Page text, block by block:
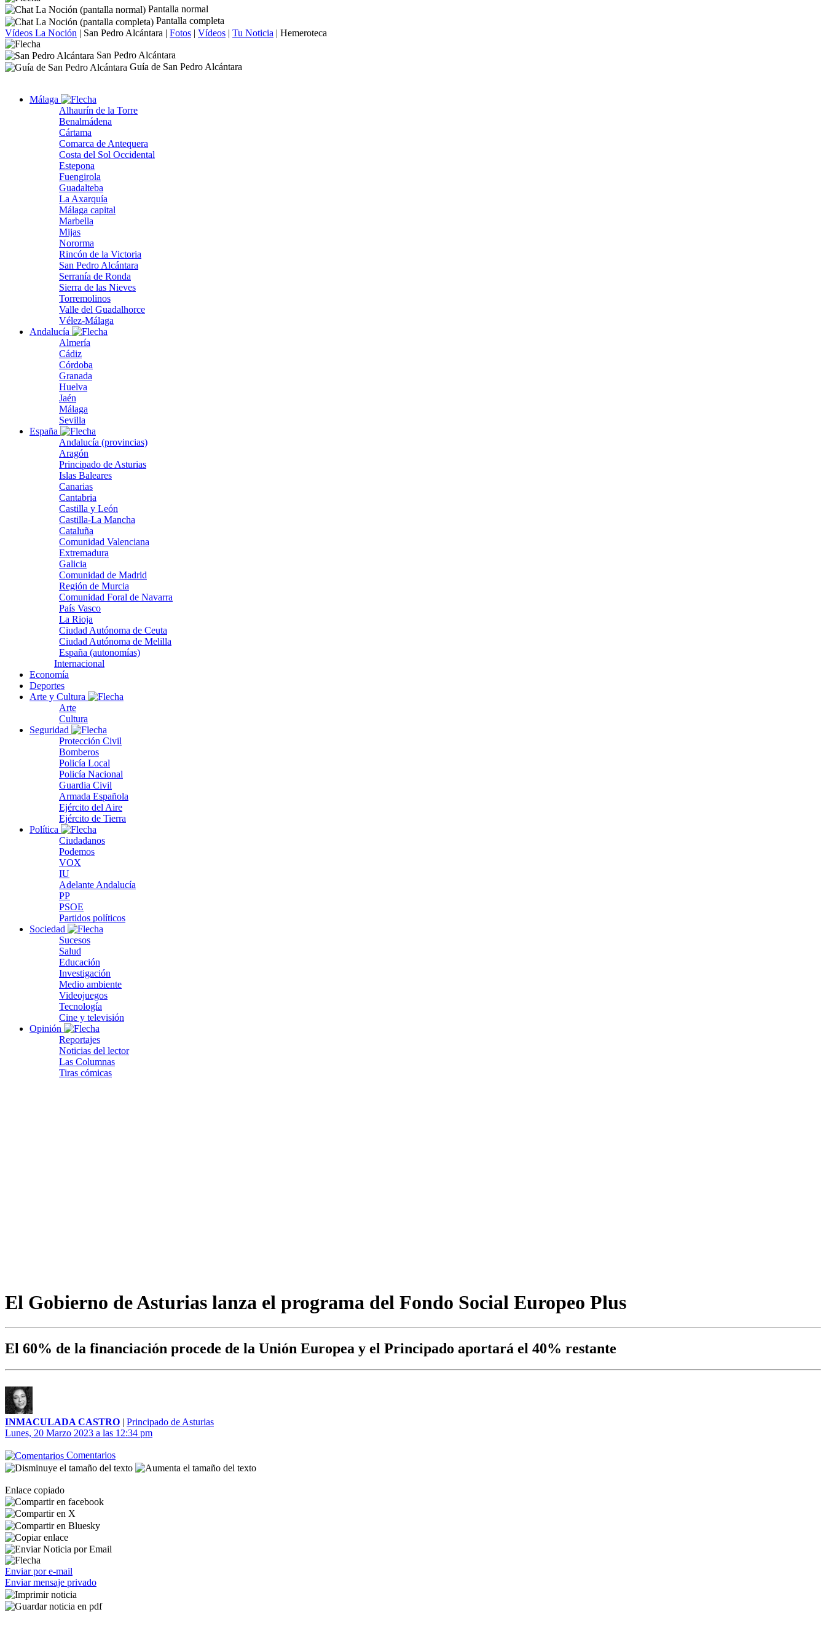
Pantalla normal
Pantalla completa
Vídeos La Noción | San Pedro Alcántara | Fotos | Vídeos | Tu Noticia | Hemeroteca
San Pedro Alcántara
Guía de San Pedro Alcántara
Málaga
Alhaurín de la Torre
Benalmádena
Cártama
Comarca de Antequera
Costa del Sol Occidental
Estepona
Fuengirola
Guadalteba
La Axarquía
Málaga capital
Marbella
Mijas
Nororma
Rincón de la Victoria
San Pedro Alcántara
Serranía de Ronda
Sierra de las Nieves
Torremolinos
Valle del Guadalhorce
Vélez-Málaga
Andalucía
Almería
Cádiz
Córdoba
Granada
Huelva
Jaén
Málaga
Sevilla
España
Andalucía (provincias)
Aragón
Principado de Asturias
Islas Baleares
Canarias
Cantabria
Castilla y León
Castilla-La Mancha
Cataluña
Comunidad Valenciana
Extremadura
Galicia
Comunidad de Madrid
Región de Murcia
Comunidad Foral de Navarra
País Vasco
La Rioja
Ciudad Autónoma de Ceuta
Ciudad Autónoma de Melilla
España (autonomías)
Internacional
Economía
Deportes
Arte y Cultura
Arte
Cultura
Seguridad
Protección Civil
Bomberos
Policía Local
Policía Nacional
Guardia Civil
Armada Española
Ejército del Aire
Ejército de Tierra
Política
Ciudadanos
Podemos
VOX
IU
Adelante Andalucía
PP
PSOE
Partidos políticos
Sociedad
Sucesos
Salud
Educación
Investigación
Medio ambiente
Videojuegos
Tecnología
Cine y televisión
Opinión
Reportajes
Noticias del lector
Las Columnas
Tiras cómicas
El Gobierno de Asturias lanza el programa del Fondo Social Europeo Plus
El 60% de la financiación procede de la Unión Europea y el Principado aportará el 40% restante
INMACULADA CASTRO | Principado de Asturias
Lunes, 20 Marzo 2023 a las 12:34 pm
Comentarios
Enlace copiado
Enviar por e-mail
Enviar mensaje privado